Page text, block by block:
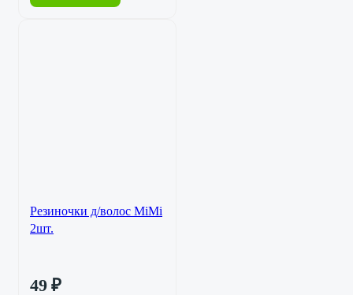
Резиночки д/волос MiMi
2шт.
49 ₽